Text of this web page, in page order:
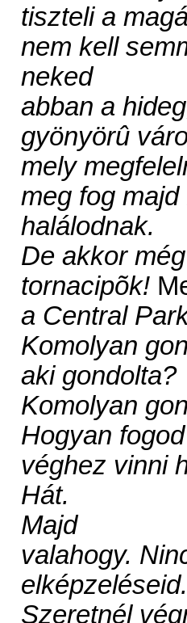
tiszteli a
nem kell
neked
abban a
gyönyörû
mely
meg fog majd
halálodnak.
De akkor még
tornacipõk!
a Central
Komolyan
aki gondolta?
Komolyan
Hogyan
véghez vinni
Hát.
Majd
valahogy.
elképzeléseid.
Szeretnél